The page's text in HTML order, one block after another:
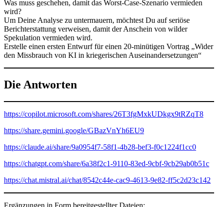
Was muss geschehen, damit das Worst-Case-Szenario vermieden
wird?
Um Deine Analyse zu untermauern, möchtest Du auf seriöse
Berichterstattung verweisen, damit der Anschein von wilder
Spekulation vermieden wird.
Erstelle einen ersten Entwurf für einen 20-minütigen Vortrag „Wider
den Missbrauch von KI in kriegerischen Auseinandersetzungen“
Die Antworten
https://copilot.microsoft.com/shares/26T3fgMxkUDkgx9tRZqT8
https://share.gemini.google/GBazVnYh6EU9
https://claude.ai/share/9a0954f7-58f1-4b28-bef3-f0c1224f1cc0
https://chatgpt.com/share/6a38f2c1-9110-83ed-9cbf-9cb29ab0b51c
https://chat.mistral.ai/chat/8542c44e-cac9-4613-9e82-ff5c2d23c142